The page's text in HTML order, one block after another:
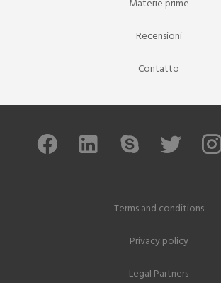
Materie prime
Recensioni
Contatto
Terms and conditions
Privacy policy
Legal Partners